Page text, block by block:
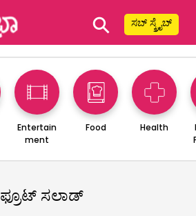
⚲ ಸಬ್ ಸ್ಕ್ರೈಬ್
Entertain
ment
Food Health
ಫ್ರೂಟ್ ಸಲಾಡ್